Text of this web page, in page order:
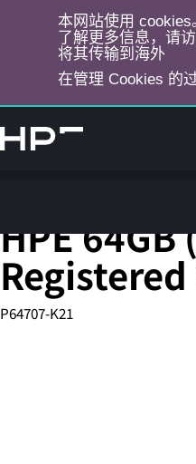
本网站使用
了解更多信息，请
将其传输到海外
在管理 Cookies 的
转
到
HPE 64GB
P64707-K21